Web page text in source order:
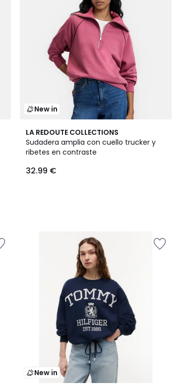
New in
LA REDOUTE COLLECTIONS
Sudadera amplia con cuello trucker y
ribetes en contraste
32.99 €
New in